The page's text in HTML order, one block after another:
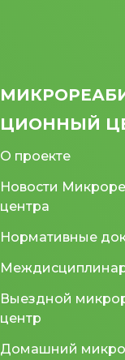
ЦИОННЫЙ
О проекте
Новости
центра
Нормативные
Выездной
центр
Домашний